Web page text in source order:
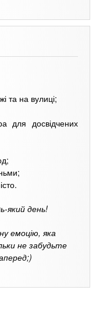
та на вулиці;
для досвідчених
який день!
емоцію, яка
не забудьте